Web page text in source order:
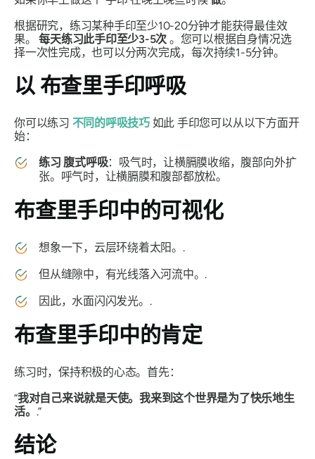
根据研究，练习某种手印至少10-20分钟才能获得最佳效
果。每天练习此手印至少3-5次 。您可以根据自身情况选
择一次性完成，也可以分两次完成，每次持续1-5分钟。
以布查里手印呼吸
你可以练习 不同的呼吸技巧如此 手印您可以从以下方面开
始：
练习 腹式呼吸：吸气时，让横膈膜收缩，腹部向外扩
张。呼气时，让横膈膜和腹部都放松。
布查里手印中的可视化
想象一下，云层环绕着太阳。.
但从缝隙中，有光线落入河流中。.
因此，水面闪闪发光。.
布查里手印中的肯定
练习时，保持积极的心态。首先：
“我对自己来说就是天使。我来到这个世界是为了快乐地生
活。 .”
结论